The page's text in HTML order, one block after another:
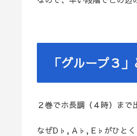
「グループ３
２巻でホ長調（４時）ま
なぜD♭, A♭, E♭がひとく